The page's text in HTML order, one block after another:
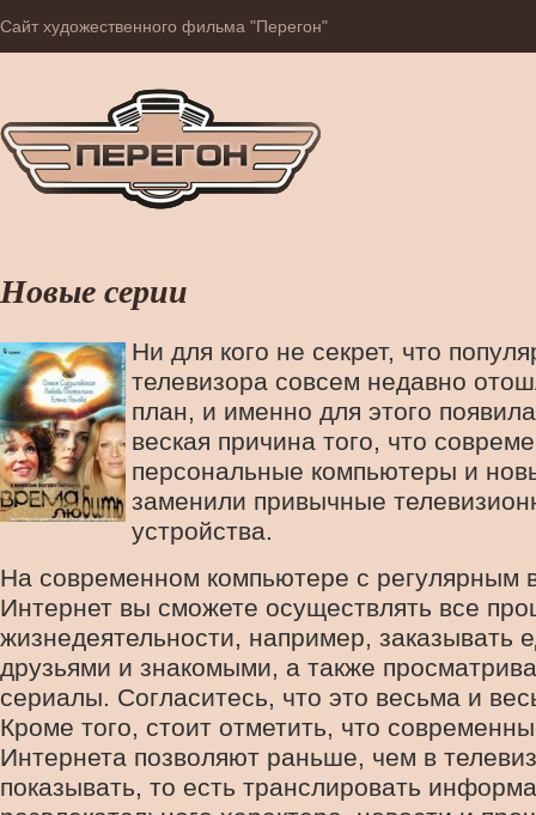
Сайт художественного фильма "Перегон"
Новые серии
Ни для кого не секрет, что
телевизора совсем недавно
план, и именно для этого
веская причина того, что
персональные компьютеры и
заменили привычные
устройства.
На современном компьютере с регулярным
Интернет вы сможете осуществлять все
жизнедеятельности, например, заказывать
друзьями и знакомыми, а также
сериалы. Согласитесь, что это весьма и
Кроме того, стоит отметить, что
Интернета позволяют раньше, чем в
показывать, то есть транслировать